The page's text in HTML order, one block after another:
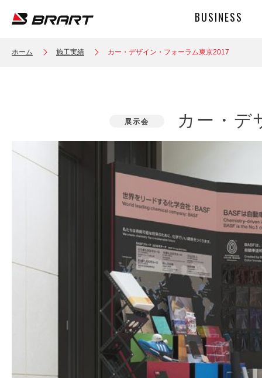
ホーム 施工実績 カー・デザイン・フォーラム東京2017
展示会 カー・デ